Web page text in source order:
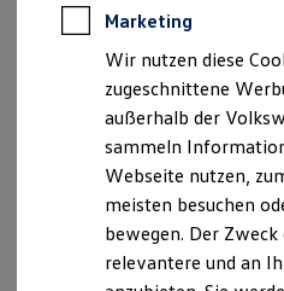
Sommer-Special
Reparatur,
Servicetermin
Service-Vorteile
Economy
Räder & Reifen
Ersatzfahrzeuge
Notdienst und
Software,
California App
VW Connect für
VW Connect
AHG GmbH - Co. KG
Kronacher Straße 38 +
Montag-Freitag
Samstag
Marketing
Wir nutzen diese
zugeschnittene
außerhalb der
sammeln
Webseite nutzen,
meisten besuchen
bewegen. Der
relevantere und an